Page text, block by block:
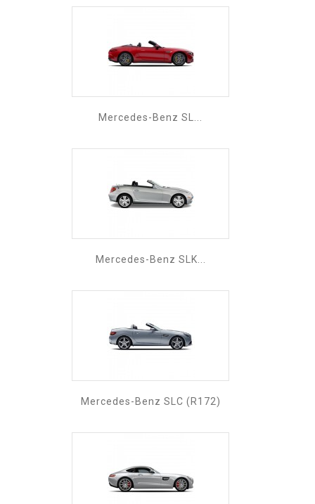
Mercedes-Benz SL...
Mercedes-Benz SLK...
Mercedes-Benz SLC (R172)